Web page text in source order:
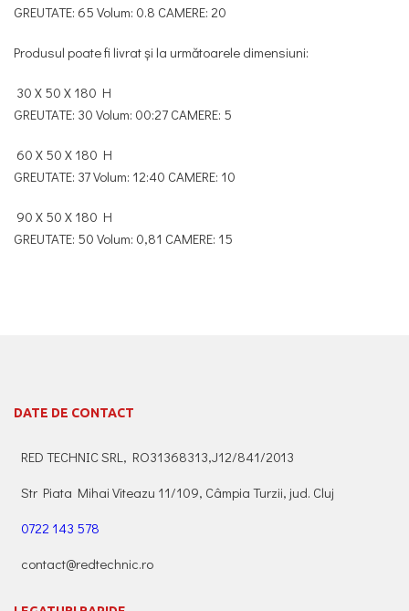
GREUTATE: 65 Volum: 0.8 CAMERE: 20
Produsul poate fi livrat și la următoarele dimensiuni:
30 X 50 X 180 H
GREUTATE: 30 Volum: 00:27 CAMERE: 5
60 X 50 X 180 H
GREUTATE: 37 Volum: 12:40 CAMERE: 10
90 X 50 X 180 H
GREUTATE: 50 Volum: 0,81 CAMERE: 15
DATE DE CONTACT
RED TECHNIC SRL, RO31368313,J12/841/2013
Str Piata Mihai Viteazu 11/109, Câmpia Turzii, jud. Cluj
0722 143 578
contact@redtechnic.ro